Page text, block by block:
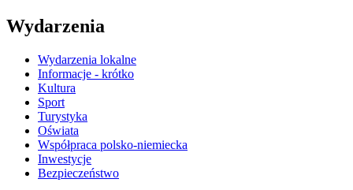
Wydarzenia
Wydarzenia lokalne
Informacje - krótko
Kultura
Sport
Turystyka
Oświata
Współpraca polsko-niemiecka
Inwestycje
Bezpieczeństwo